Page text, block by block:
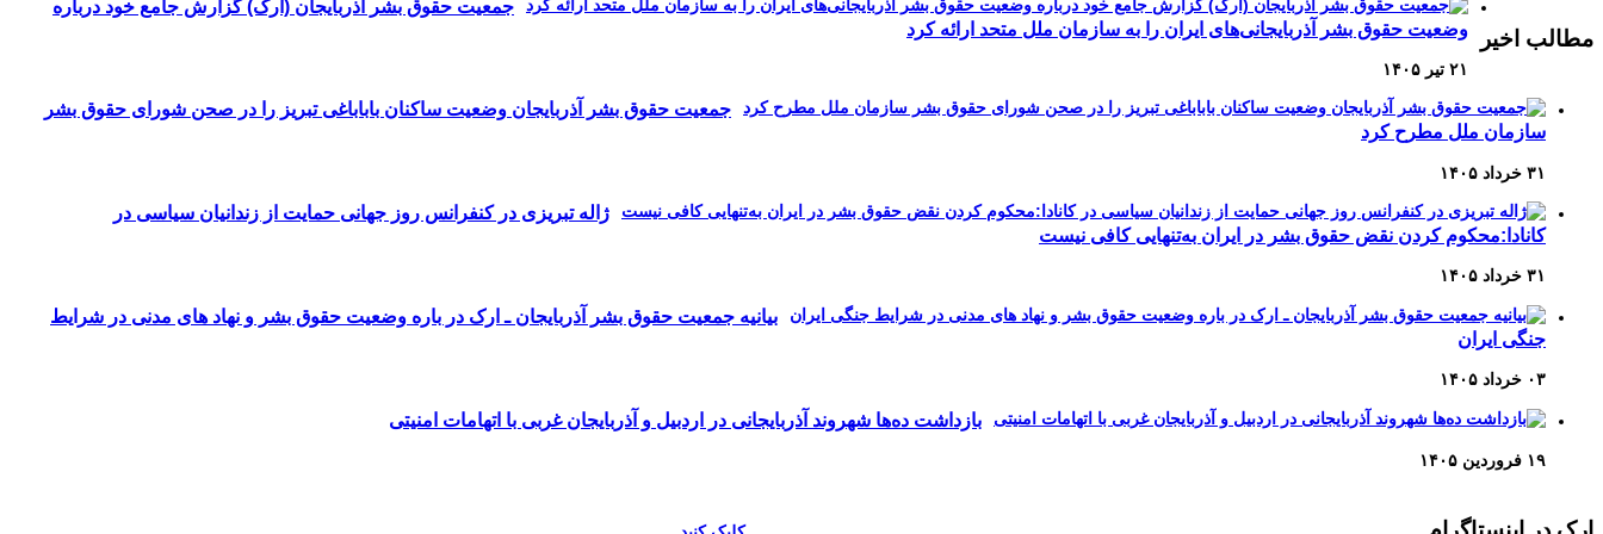
مطالب اخیر
جمعیت حقوق بشر آذربایجان (ارک) گزارش جامع خود درباره
وضعیت حقوق بشر آذربایجانی‌های ایران را به سازمان ملل متحد ارائه کرد
۲۱ تیر ۱۴۰۵
جمعیت حقوق بشر آذربایجان وضعیت ساکنان باباباغی تبریز را در صحن شورای حقوق بشر
سازمان ملل مطرح کرد
۳۱ خرداد ۱۴۰۵
ژاله تبریزی در کنفرانس روز جهانی حمایت از زندانیان سیاسی در
کانادا:محکوم کردن نقض حقوق بشر در ایران به‌تنهایی کافی نیست
۳۱ خرداد ۱۴۰۵
بیانیه جمعیت حقوق بشر آذربایجان ـ ارک در باره وضعیت حقوق بشر و نهاد های مدنی در شرایط
جنگی ایران
۰۳ خرداد ۱۴۰۵
بازداشت ده‌ها شهروند آذربایجانی در اردبیل و آذربایجان غربی با اتهامات امنیتی
۱۹ فروردین ۱۴۰۵